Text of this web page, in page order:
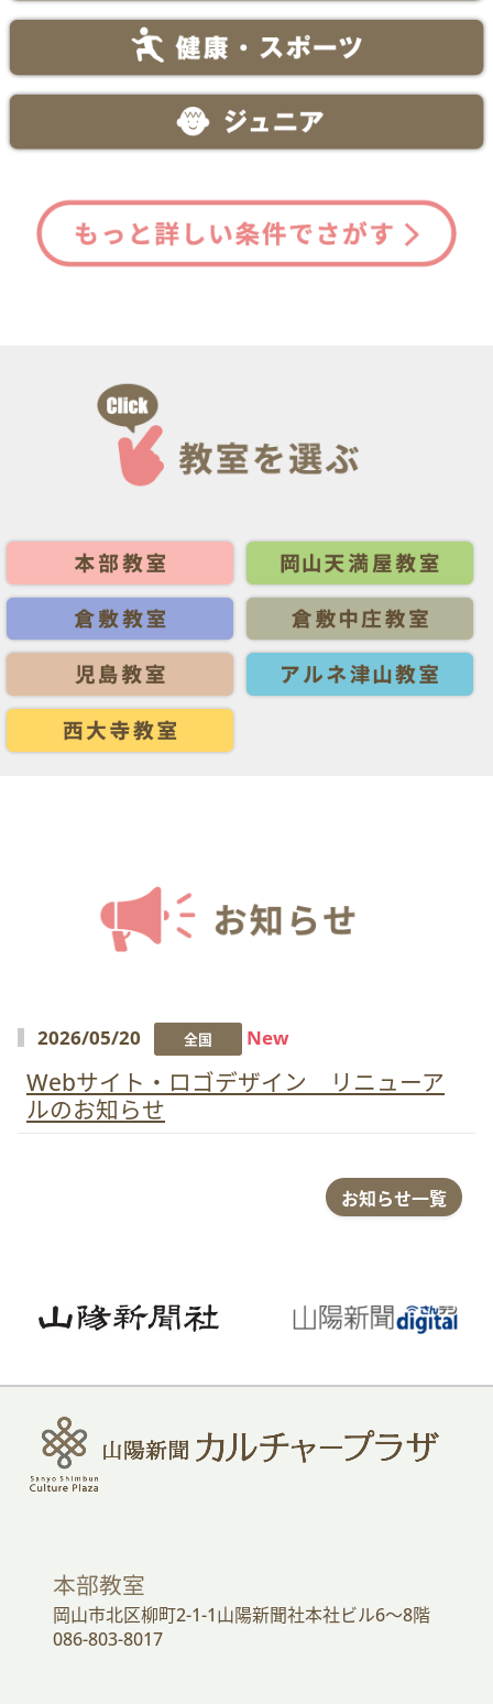
2026/05/20 全国 New
Webサイト・ロゴデザイン リニューア
ルのお知らせ
お知らせ一覧
本部教室
岡山市北区柳町2-1-1山陽新聞社本社ビル6～8階
086-803-8017